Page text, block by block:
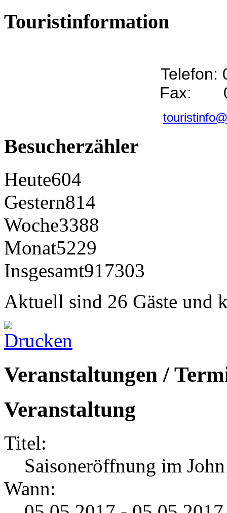
Touristinformation
Telefon:
Fax:
Besucherzähler
Heute604
Gestern814
Woche3388
Monat5229
Insgesamt917303
Aktuell sind 26 Gäste und
Veranstaltungen /
Veranstaltung
Titel:
Saisoneröffnung im
Wann: